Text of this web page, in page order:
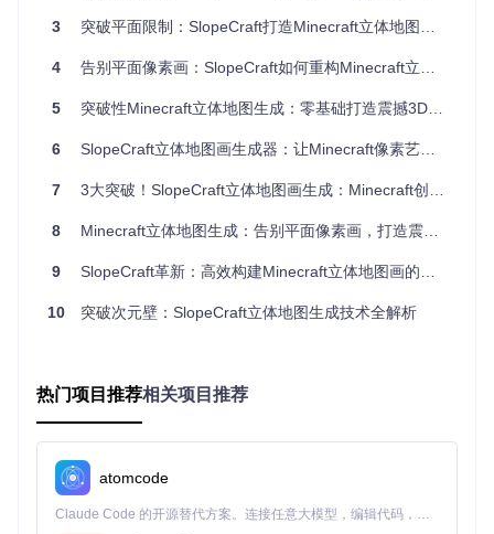
度
传统平面方法 SlopeCraft立体技术
空间利
仅使用单层Y轴空
动态分配多层高度值
色彩表
依赖方块固有颜
结合高度变化增强色彩层
配
率
手动调整高度 自动生成高度数据
立体方法可以表现出比平面方法多3-5倍的细节信息量，尤其
是在表现渐变色彩和复杂纹理时，立体结构能够通过高度变化
产生自然的光影过渡，而这是平面像素画无法实现的。
四步实践指南：从图像到游戏内立体像素艺术
准备原始素材：优化图像输入质量
3 突破平面限制：SlopeCraft打造Minecraft立体地图画的完整方案
4 告别平面像素画：SlopeCraft如何重构Minecraft立体艺术
5 突破性Minecraft立体地图生成：零基础打造震撼3D像素艺术
6 SlopeCraft立体地图画生成器：让Minecraft像素艺术突破平面限制的革命性工具
7 3大突破！SlopeCraft立体地图画生成：Minecraft创意工具的像素革命
8 Minecraft立体地图生成：告别平面像素画，打造震撼3D地形艺术
9 SlopeCraft革新：高效构建Minecraft立体地图画的全流程指南
10 突破次元壁：SlopeCraft立体地图生成技术全解析
热门项目推荐相关项目推荐
atomcode
Claude Code 的开源替代方案。连接任意大模型，编辑代码，运行命令，自动验证 — 全自动执行。用 Rust 构建，极致性能。 ｜ An open-source alternative to Claude Code. Connect any LLM, edit code, run commands, and verify changes — autonomously. Built in Rust for speed. Get Started